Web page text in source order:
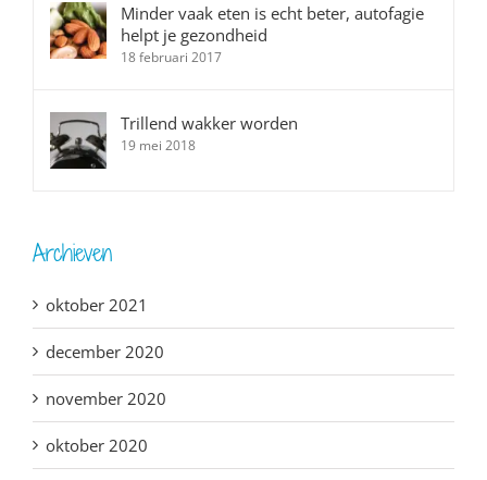
Minder vaak eten is echt beter, autofagie
helpt je gezondheid
18 februari 2017
Trillend wakker worden
19 mei 2018
Archieven
oktober 2021
december 2020
november 2020
oktober 2020